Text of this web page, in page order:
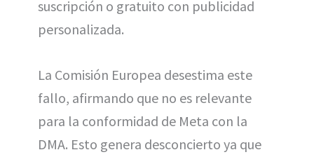
suscripción o gratuito con publicidad
personalizada.
La Comisión Europea desestima este
fallo, afirmando que no es relevante
para la conformidad de Meta con la
DMA. Esto genera desconcierto ya que